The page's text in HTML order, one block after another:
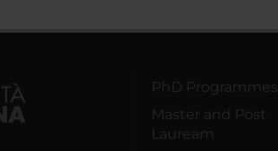
PhD Programmes
Master and Post
Lauream